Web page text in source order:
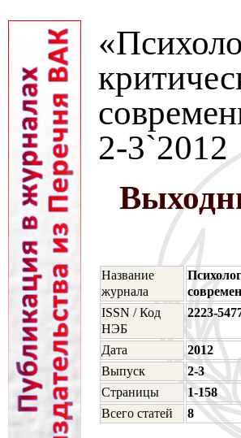
2-3`2012
Название
журнала
ISSN / Код
НЭБ
2223-
Дата
2012
Выпуск
2-3
Страницы
1-158
Всего статей
8